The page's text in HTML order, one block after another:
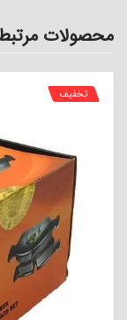
محصولات
تخفیف